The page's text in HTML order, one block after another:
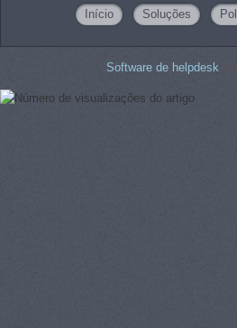
Início Soluções
Software de helpdesk